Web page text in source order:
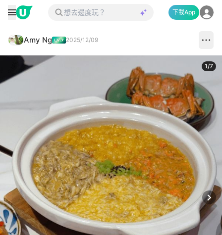
下載App
Amy Ng 2025/12/09
1/7